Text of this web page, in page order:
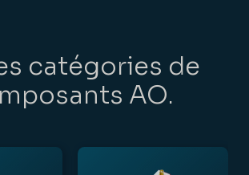
catégories de
AO.